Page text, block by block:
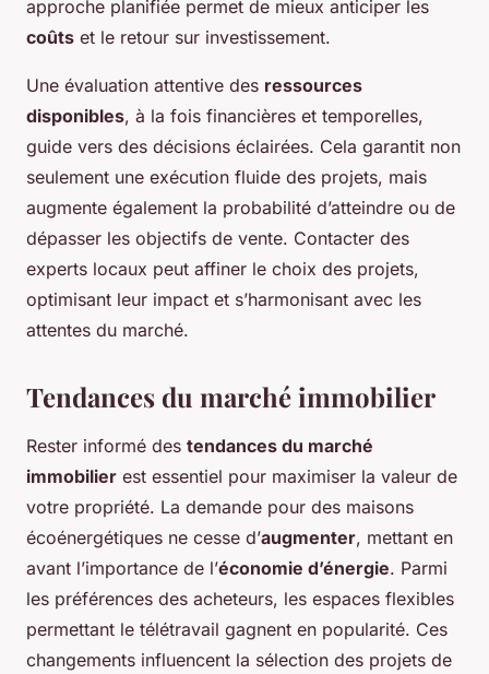
approche planifiée permet de mieux anticiper les
coûts et le retour sur investissement.
Une évaluation attentive des ressources
disponibles, à la fois financières et temporelles,
guide vers des décisions éclairées. Cela garantit non
seulement une exécution fluide des projets, mais
augmente également la probabilité d’atteindre ou de
dépasser les objectifs de vente. Contacter des
experts locaux peut affiner le choix des projets,
optimisant leur impact et s’harmonisant avec les
attentes du marché.
Tendances du marché immobilier
Rester informé des tendances du marché
immobilier est essentiel pour maximiser la valeur de
votre propriété. La demande pour des maisons
écoénergétiques ne cesse d’augmenter, mettant en
avant l’importance de l’économie d’énergie. Parmi
les préférences des acheteurs, les espaces flexibles
permettant le télétravail gagnent en popularité. Ces
changements influencent la sélection des projets de